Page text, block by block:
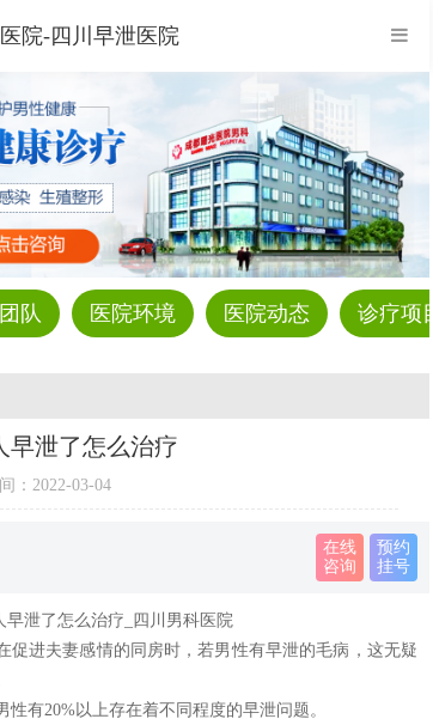
院-四川早泄医院
队 医院环境 医院动态 诊疗项目
早泄了怎么治疗
： 2022-03-04
在线
咨询
预约
挂号
泄了怎么治疗_四川男科医院
进夫妻感情的同房时，若男性有早泄的毛病，这无疑
20%以上存在着不同程度的早泄问题。